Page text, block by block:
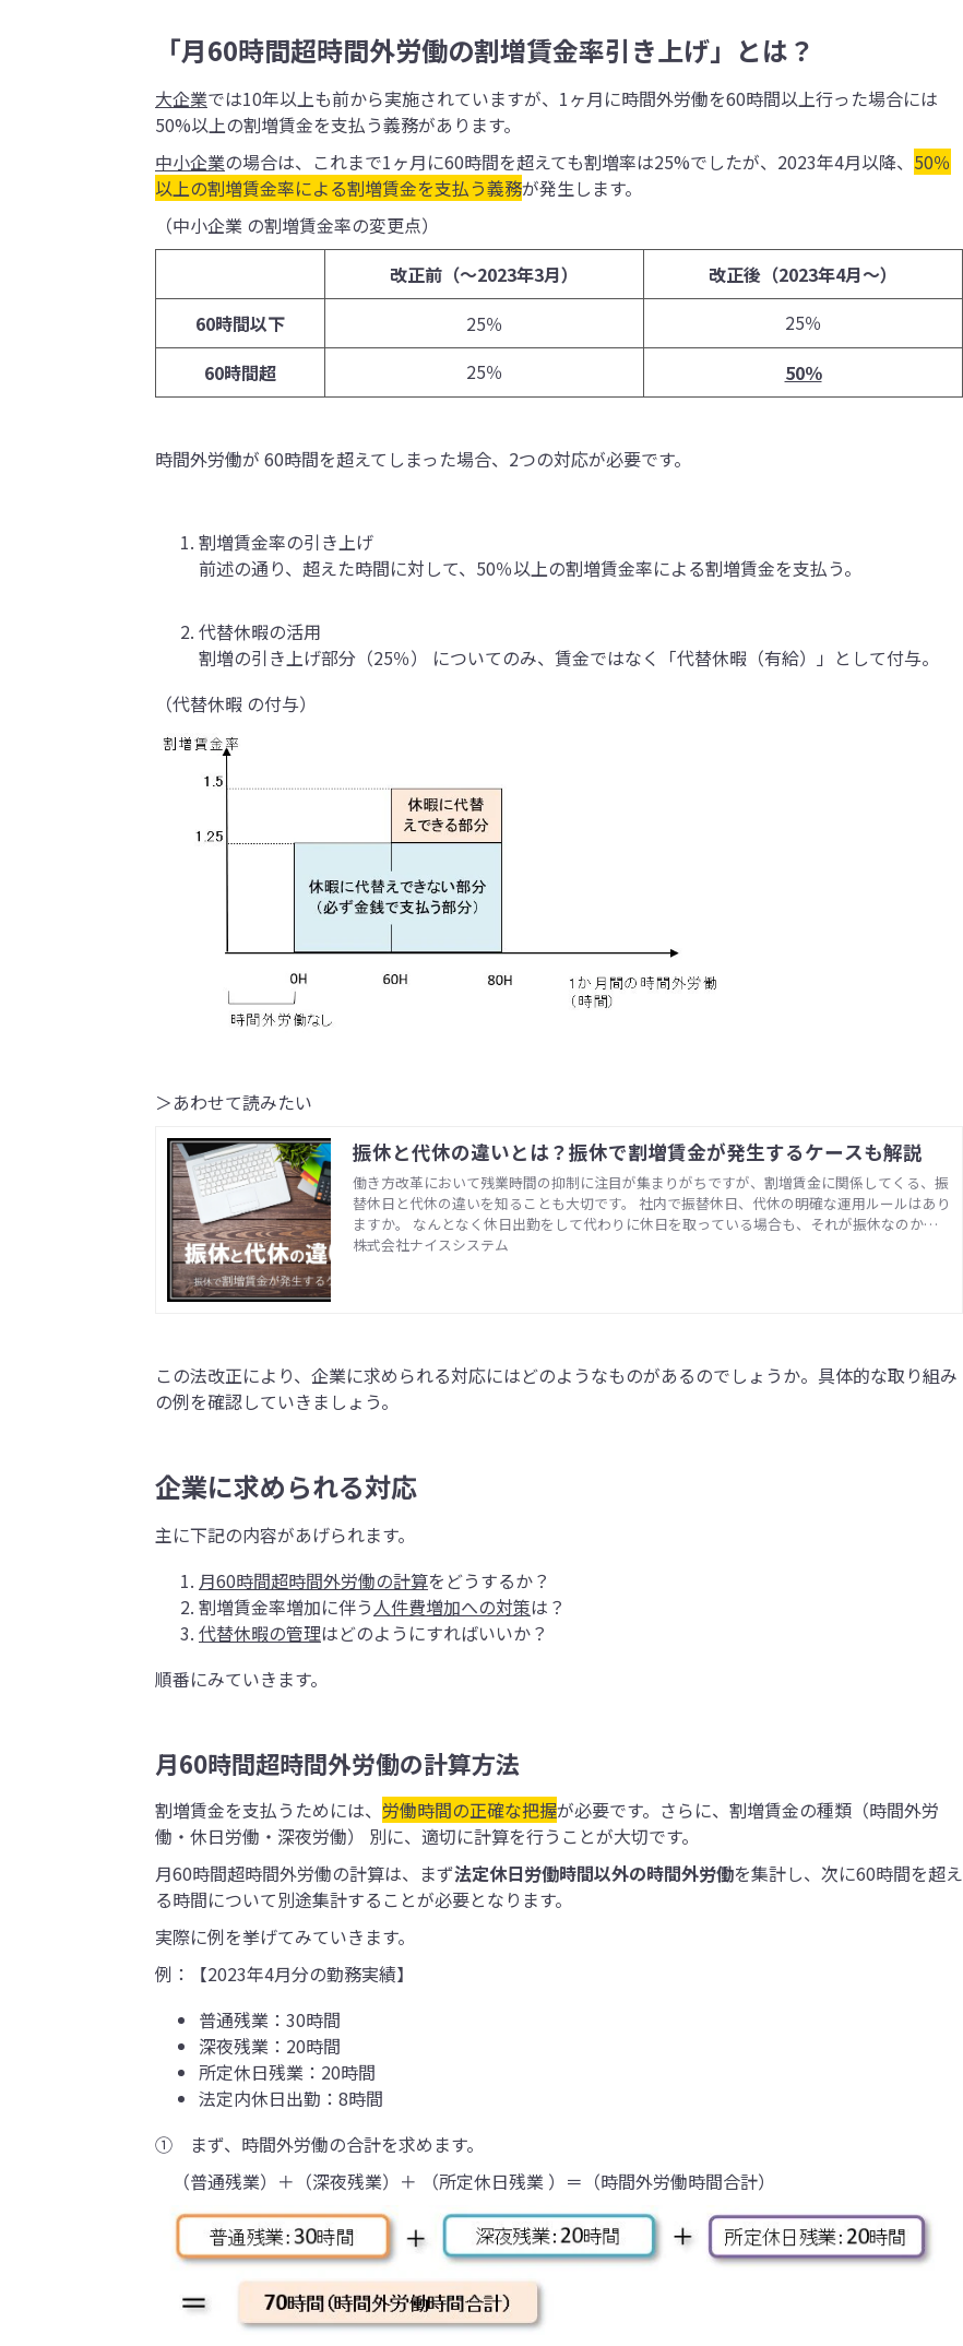
「月60時間超時間外労働の割増賃金率引き上げ」とは？
大企業では10年以上も前から実施されていますが、1ヶ月に時間外労働を60時間以上行った場合には
50%以上の割増賃金を支払う義務があります。
中小企業の場合は、これまで1ヶ月に60時間を超えても割増率は25%でしたが、2023年4月以降、 50％
以上の割増賃金率による割増賃金を支払う義務が発生します。
（中小企業 の割増賃金率の変更点）
改正前（～2023年3月）
改正後（2023年4月～）
60時間以下
25％​​​​​​
25％​​​​​​
60時間超
25％​​​ 50％
時間外労働が 60時間を超えてしまった場合、2つの対応が必要です。
割増賃金率の引き上げ
前述の通り、超えた時間に対して、50％以上の割増賃金率による割増賃金を支払う。
代替休暇の活用
割増の引き上げ部分（25％） についてのみ、賃金ではなく「代替休暇（有給）」として付与。
（代替休暇 の付与）
＞あわせて読みたい
振休と代休の違いとは？振休で割増賃金が発生するケースも解説
働き方改革において残業時間の抑制に注目が集まりがちですが、割増賃金に関係してくる、振
替休日と代休の違いを知ることも大切です。 社内で振替休日、代休の明確な運用ルールはあり
ますか。 なんとなく休日出勤をして代わりに休日を取っている場合も、それが振休なのか代
休なのかで割増賃金が大きく変わってきます。また、社内では振休、代休と呼んでいても実際
株式会社ナイスシステム
この法改正により、企業に求められる対応にはどのようなものがあるのでしょうか。具体的な取り組み
の例を確認していきましょう。
企業に求められる対応
主に下記の内容があげられます。
月60時間超時間外労働の計算をどうするか？
割増賃金率増加に伴う人件費増加への対策は？
代替休暇の管理はどのようにすればいいか？
順番にみていきます。
月60時間超時間外労働の計算方法
割増賃金を支払うためには、 労働時間の正確な把握が必要です。さらに、割増賃金の種類（時間外労
働・休日労働・深夜労働） 別に、適切に計算を行うことが大切です。
月60時間超時間外労働の計算は、まず法定休日労働時間以外の時間外労働を集計し、次に60時間を超え
る時間について別途集計することが必要となります。
実際に例を挙げてみていきます。
例：【2023年4月分の勤務実績】
普通残業：30時間
深夜残業：20時間
所定休日残業：20時間
法定内休日出勤：8時間
① まず、時間外労働の合計を求めます。
（普通残業）＋（深夜残業）＋ （所定休日残業 ）＝（時間外労働時間合計）